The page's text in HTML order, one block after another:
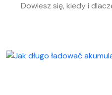
Dowiesz się, kiedy i
niezależnie od Twojego